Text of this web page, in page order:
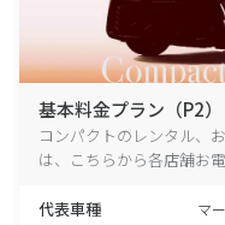
基本料金プラン（P2）
コンパクトのレンタル、
は、こちらから各店舗お電
代表車種 マ